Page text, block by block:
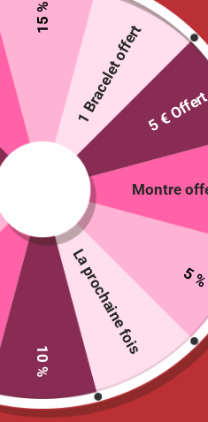
Mallette médicale
Comedbag de
Sélectionne
Bleu Rose
Ne tardez pas
00
Jour
: 00
Heures
: 09
Minutes
: 53
Montre
5 %
La prochaine fois
10 %
15 %
1 Bracelet offert5 € Offert